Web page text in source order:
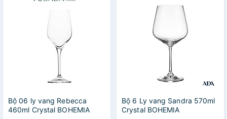
Bộ 06 ly vang Rebecca
460ml Crystal BOHEMIA
Bộ 6 Ly vang Sandra 570ml
Crystal BOHEMIA